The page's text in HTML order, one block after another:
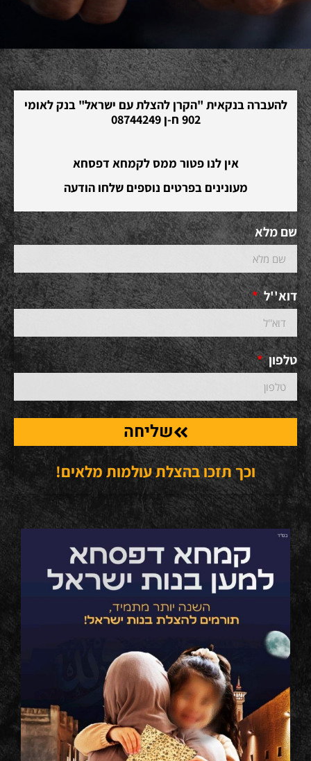
להעברה בנקאית "הקרן להצלת עם ישראל" בנק לאומי
902 ח-ן 08744249
אין לנו פטור ממס לקמחא דפסחא
מעונינים בפרטים נוספים שלחו הודעה
שם מלא
דוא''ל
טלפון
שליחה
וכך תזכו בהצלת עולמות מלאים!